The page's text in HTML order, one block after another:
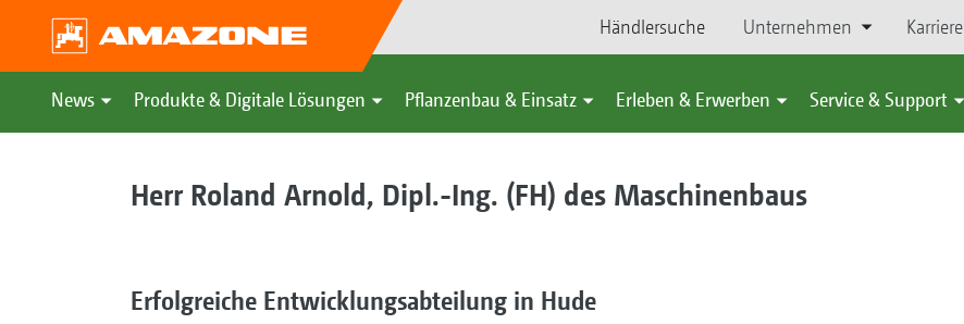
Händlersuche Unternehmen Karriere
News Produkte & Digitale Lösungen Pflanzenbau & Einsatz Erleben & Erwerben Service & Support
Herr Roland Arnold, Dipl.-Ing. (FH) des Maschinenbaus
Erfolgreiche Entwicklungsabteilung in Hude